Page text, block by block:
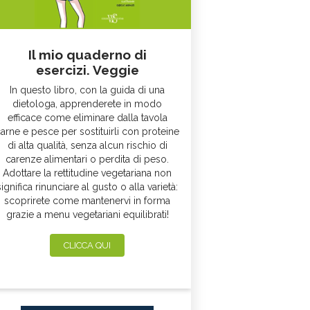
Il mio quaderno di
esercizi. Veggie
In questo libro, con la guida di una
dietologa, apprenderete in modo
efficace come eliminare dalla tavola
e pesce per sostituirli con proteine
di alta qualità, senza alcun rischio di
carenze alimentari o perdita di peso.
Adottare la rettitudine vegetariana non
rinunciare al gusto o alla varietà:
scoprirete come mantenervi in forma
grazie a menu vegetariani equilibrati!
CLICCA QUI